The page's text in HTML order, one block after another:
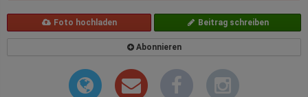
Foto hochladen Beitrag schreiben
Abonnieren
n